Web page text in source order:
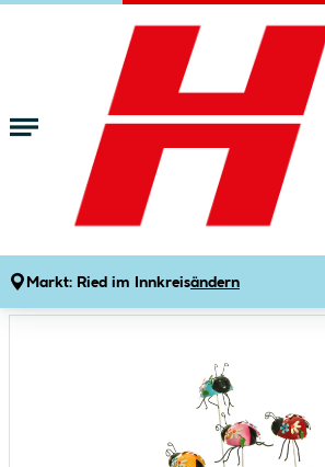
Zum Hauptinhalt springen
Markt: Ried im Innkreisändern
Gartenmarkt Gartendeko
Marienkäfer Pick 23 x 7,5 x 5,5